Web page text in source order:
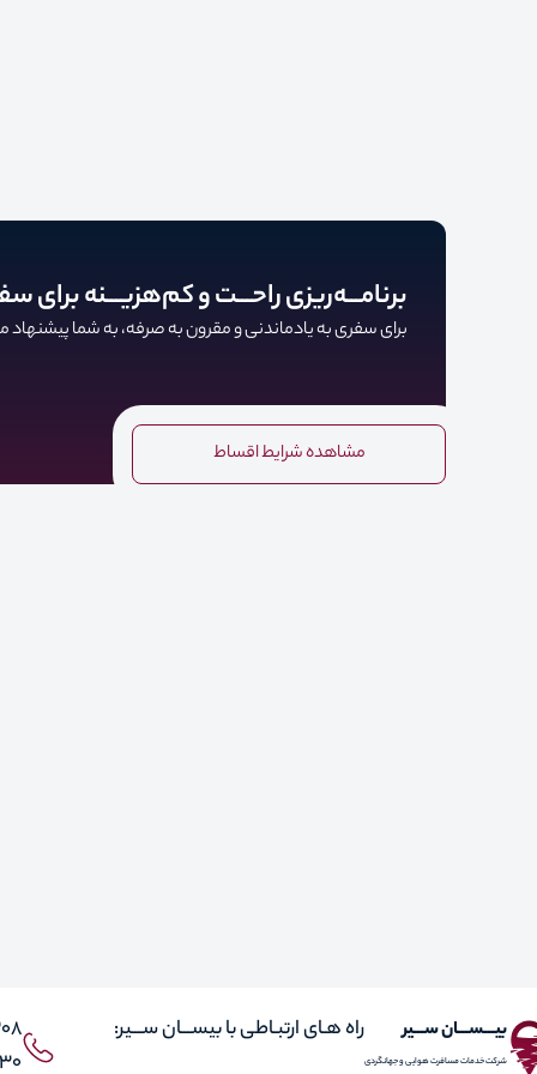
برنامـــه‌ریزی راحـــت و کم‌هزیـــنه برای
برای سفری به یادماندنی و مقرون به صرفه، به شما پیشنهاد
مشاهده شرایط اقساط
بیـــســـان ســـیر
شرکت خدمات مسافرت هوایی و جهانگردی
راه هـای ارتبـاطی با بیســـان ســـیر: